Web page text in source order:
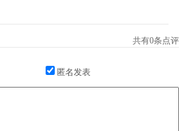
共有0条点评
匿名发表